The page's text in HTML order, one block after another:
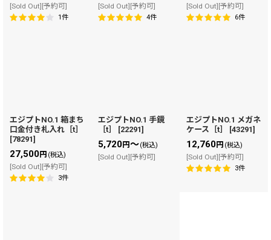
[Sold Out][予約可]
1件
[Sold Out][予約可]
4件
[Sold Out][予約可]
6件
エジプトNO.1 箱まち
口金付き札入れ［t］
[78291]
27,500円 (税込)
[Sold Out][予約可]
3件
エジプトNO.1 手鏡
［t］
[22291]
5,720円～(税込)
[Sold Out][予約可]
エジプトNO.1 メガネ
ケース［t］
[43291]
12,760円 (税込)
[Sold Out][予約可]
3件